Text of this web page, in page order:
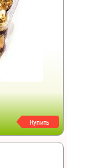
Купить